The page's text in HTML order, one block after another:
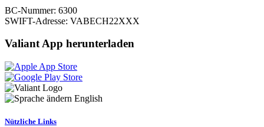
BC-Nummer: 6300
SWIFT-Adresse: VABECH22XXX
Valiant App herunterladen
English
Nützliche Links